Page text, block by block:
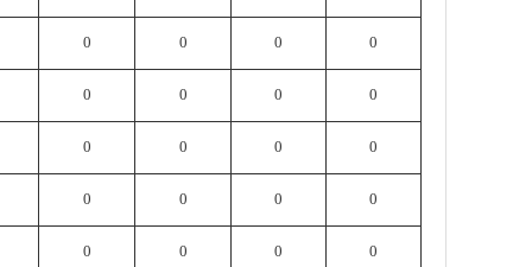
0 0 0 0
0 0 0 0
0 0 0 0
0 0 0 0
0 0 0 0